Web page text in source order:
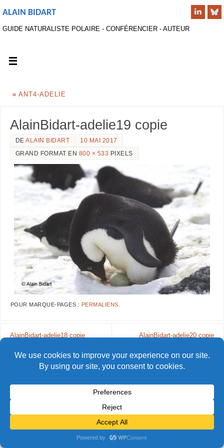
ALAIN BIDART
GUIDE NATURALISTE POLAIRE - CONFÉRENCIER - AUTEUR
« ANT4-ADELIE
AlainBidart-adelie19 copie
DEALAIN BIDART
10 MAI 2017
GRAND FORMAT EN 800 × 533 PIXELS
POUR MARQUE-PAGES : PERMALIENS
AlainBidart-adelie18 copie AlainBidart-adelie20 copie